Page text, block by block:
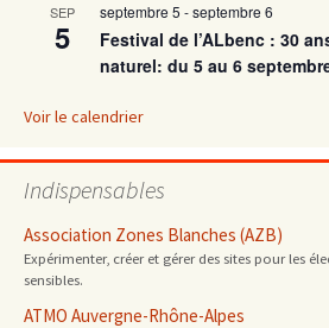
SEP
5
septembre 5 -septembre 6
Festival de l’ALbenc : 30
naturel: du 5 au 6
Voir le calendrier
Indispensables
Association Zones Blanches (AZB)
Expérimenter, créer et gérer des sites pour les
sensibles.
ATMO Auvergne-Rhône-Alpes